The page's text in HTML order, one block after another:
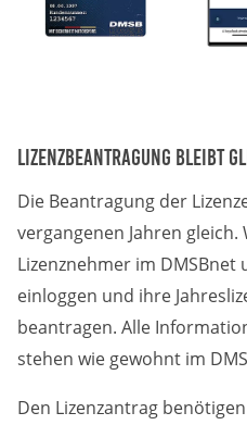
Lizenzbeantragung bleibt
Die Beantragung der
vergangenen Jahren
Lizenznehmer im DMSBnet
einloggen und ihre
beantragen. Alle
stehen wie gewohnt im
Den Lizenzantrag